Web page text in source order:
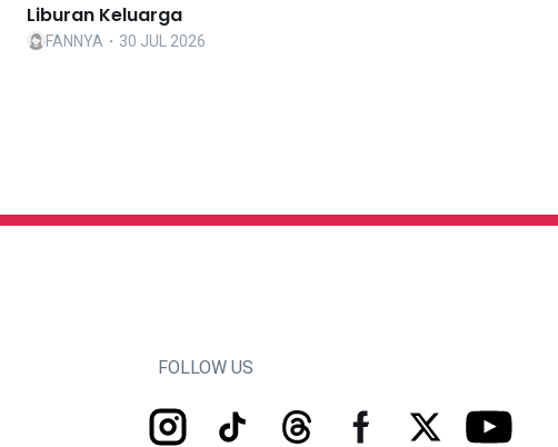
Liburan Keluarga
FANNYA ・30 JUL 2026
FOLLOW US